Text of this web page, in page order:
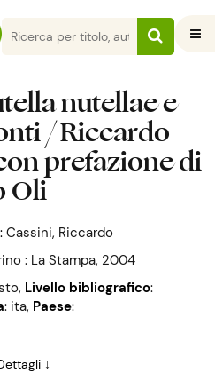
nutellae e
/ Riccardo
prefazione di
Oli
:Cassini, Riccardo
: La Stampa, 2004
, Livello bibliografico:
: ita, Paese:
↓